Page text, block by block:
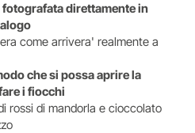
direttamente in
come arrivera' realmente a
che si possa aprire la
i fiocchi
rossi di mandorla e cioccolato